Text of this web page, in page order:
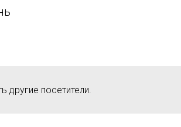
другие посетители.